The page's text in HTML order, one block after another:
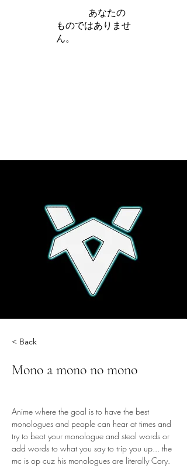
あなたの
ものではありませ
ん。
< Back
Mono a mono no mono
Anime where the goal is to have the best
monologues and people can hear at times and
try to beat your monologue and steal words or
add words to what you say to trip you up... the
mc is op cuz his monologues are literally Cory.